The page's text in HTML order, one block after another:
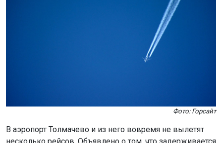
Фото: Горсайт
В аэропорт Толмачево и из него вовремя не вылетят
несколько рейсов. Объявлено о том, что задерживается